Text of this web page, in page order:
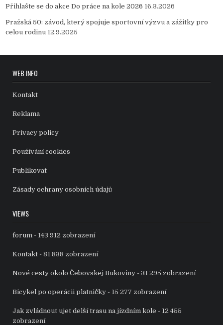
Přihlašte se do akce Do práce na kole 2026 16.3.2026
Pražská 50: závod, který spojuje sportovní výzvu a zážitky pro
celou rodinu 12.9.2025
WEB INFO
Kontakt
Reklama
Privacy policy
Používání cookies
Publikovat
Zásady ochrany osobních údajů
VIEWS
forum - 143 912 zobrazení
Kontakt - 81 838 zobrazení
Nové cesty okolo Čebovskej Bukoviny - 31 295 zobrazení
Bicykel po operácii platničky - 15 277 zobrazení
Jak zvládnout ujet delší trasu na jízdním kole - 12 455
zobrazení